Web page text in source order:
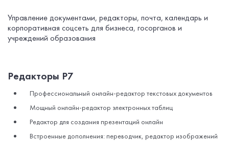
Управление документами, редакторы, почта, календарь и
корпоративная соцсеть для бизнеса, госорганов и
учреждений образования
Редакторы Р7
Профессиональный онлайн-редактор текстовых документов
Мощный онлайн-редактор электронных таблиц
Редактор для создания презентаций онлайн
Встроенные дополнения: переводчик, редактор изображений